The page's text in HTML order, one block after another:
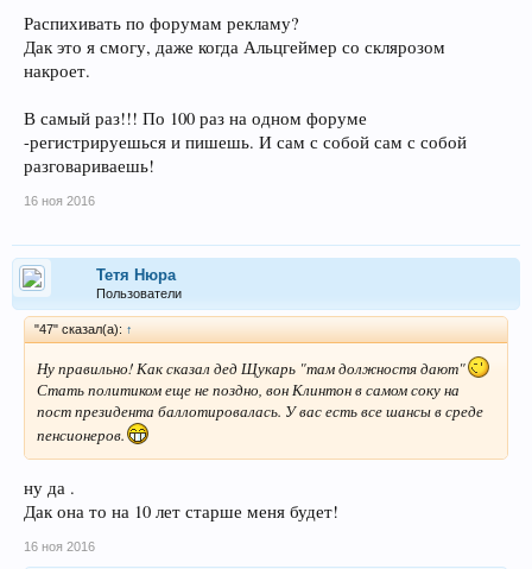
Распихивать по форумам рекламу?
Дак это я смогу, даже когда Альцгеймер со склярозом
накроет.
В самый раз!!! По 100 раз на одном форуме
-регистрируешься и пишешь. И сам с собой сам с собой
разговариваешь!
16 ноя 2016
Тетя Нюра
Пользователи
"47" сказал(а): ↑
Ну правильно! Как сказал дед Щукарь "там должностя дают"
Стать политиком еще не поздно, вон Клинтон в самом соку на
пост президента баллотировалась. У вас есть все шансы в среде
пенсионеров.
ну да .
Дак она то на 10 лет старше меня будет!
16 ноя 2016